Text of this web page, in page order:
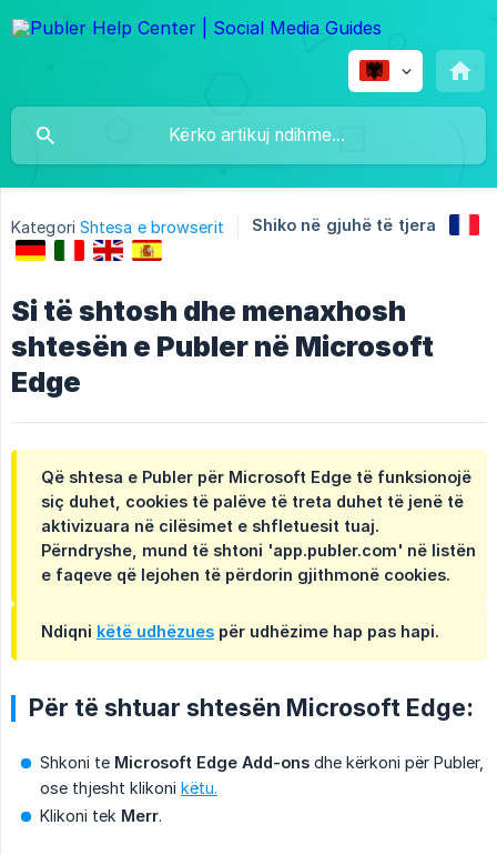
Kategori Shtesa e browserit Shiko në gjuhë të tjera
Si të shtosh dhe menaxhosh
shtesën e Publer në Microsoft
Edge
Që shtesa e Publer për Microsoft Edge të funksionojë
siç duhet, cookies të palëve të treta duhet të jenë të
aktivizuara në cilësimet e shfletuesit tuaj.
Përndryshe, mund të shtoni 'app.publer.com' në listën
e faqeve që lejohen të përdorin gjithmonë cookies.
Ndiqni këtë udhëzues për udhëzime hap pas hapi.
Për të shtuar shtesën Microsoft Edge:
Shkoni te Microsoft Edge Add-ons dhe kërkoni për Publer,
ose thjesht klikoni këtu.
Klikoni tek Merr.